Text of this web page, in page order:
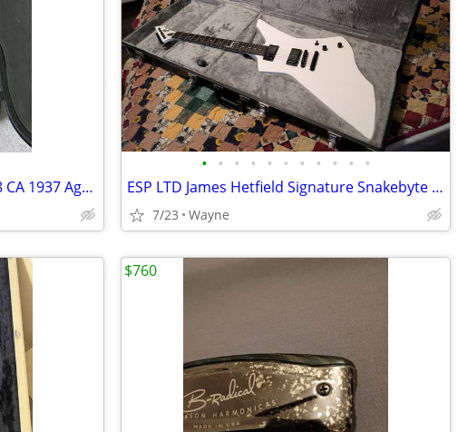
ACOUSTIC guitars: Martin 000-28 CA 1937 Aged, Waterloo, Goodall
• • • • • • • • • • •
ESP LTD James Hetfield Signature Snakebyte Electric Guitar & BOSS amp
7/23 Wayne
$760